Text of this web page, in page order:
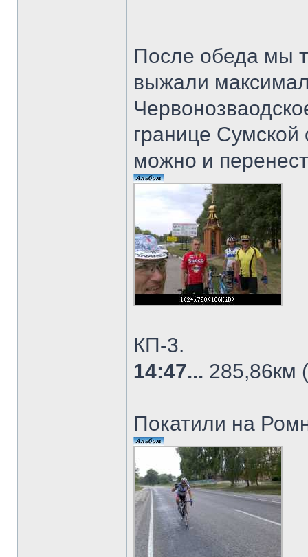
После обеда мы
выжали
границе
можно и
КП-3.
14:47... 285,86км
Покатили на